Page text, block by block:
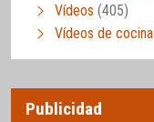
Vídeos (405)
Vídeos de cocina
Publicidad